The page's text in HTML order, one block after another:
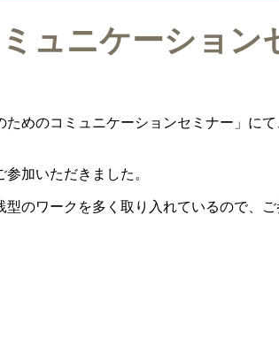
ュニケーション
めのコミュニケーションセミナー」に
加いただきました。
のワークを多く取り入れているので、